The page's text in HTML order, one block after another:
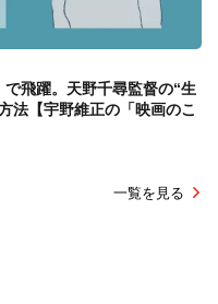
で飛躍。天野千尋監督の“生
法【宇野維正の「映画のこ
一覧を見る